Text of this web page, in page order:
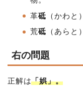
革砥 （かわと）
荒砥 （あらと）
右の問題
正解は「娯」。